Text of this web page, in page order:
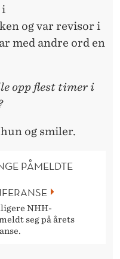
i
og var revisor i
med andre ord en
opp flest timer i
og smiler.
PÅMELDTE
NHH-
seg på årets